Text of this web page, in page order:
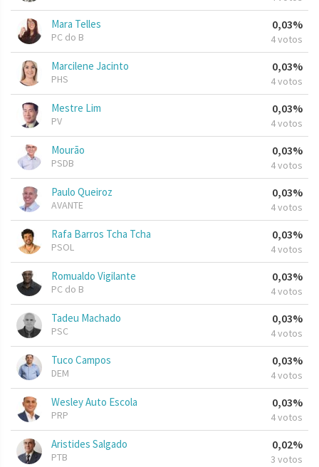
Mara Telles
PC do B
0,03%
4 votos
Marcilene Jacinto
PHS
0,03%
4 votos
Mestre Lim
PV
0,03%
4 votos
Mourão
PSDB
0,03%
4 votos
Paulo Queiroz
AVANTE
0,03%
4 votos
Rafa Barros Tcha Tcha
PSOL
0,03%
4 votos
Romualdo Vigilante
PC do B
0,03%
4 votos
Tadeu Machado
PSC
0,03%
4 votos
Tuco Campos
DEM
0,03%
4 votos
Wesley Auto Escola
PRP
0,03%
4 votos
Aristides Salgado
PTB
0,02%
3 votos